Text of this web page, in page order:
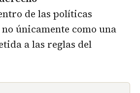
de las políticas
únicamente como una
a las reglas del